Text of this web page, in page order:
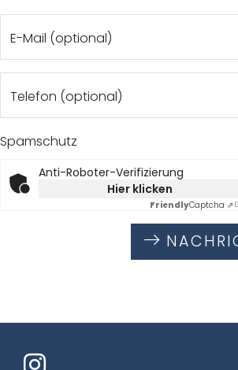
E-Mail (optional)
Telefon (optional)
Spamschutz
Anti-Roboter-Verifizierung
Hier klicken
FriendlyCaptcha ⇗